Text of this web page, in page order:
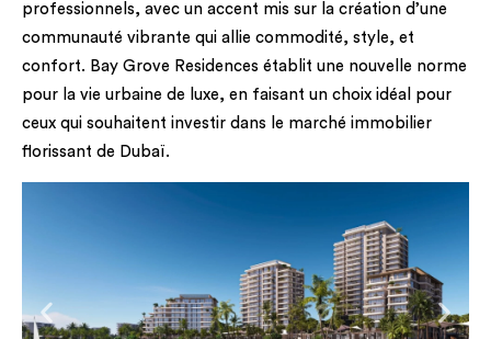
professionnels, avec un accent mis sur la création d’une
communauté vibrante qui allie commodité, style, et
confort. Bay Grove Residences établit une nouvelle norme
pour la vie urbaine de luxe, en faisant un choix idéal pour
ceux qui souhaitent investir dans le marché immobilier
florissant de Dubaï.